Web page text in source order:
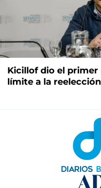
Kicillof dio el primer
límite a la